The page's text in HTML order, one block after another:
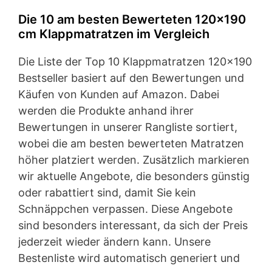
Die 10 am besten Bewerteten 120×190
cm Klappmatratzen im Vergleich
Die Liste der Top 10 Klappmatratzen 120×190
Bestseller basiert auf den Bewertungen und
Käufen von Kunden auf Amazon. Dabei
werden die Produkte anhand ihrer
Bewertungen in unserer Rangliste sortiert,
wobei die am besten bewerteten Matratzen
höher platziert werden. Zusätzlich markieren
wir aktuelle Angebote, die besonders günstig
oder rabattiert sind, damit Sie kein
Schnäppchen verpassen. Diese Angebote
sind besonders interessant, da sich der Preis
jederzeit wieder ändern kann. Unsere
Bestenliste wird automatisch generiert und